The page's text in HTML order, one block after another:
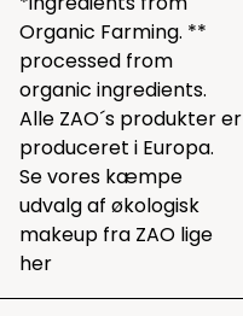
Organic Farming. **
processed from
organic ingredients.
Alle ZAO´s produkter er
produceret i Europa.
Se vores kæmpe
udvalg af økologisk
makeup fra ZAO lige
her